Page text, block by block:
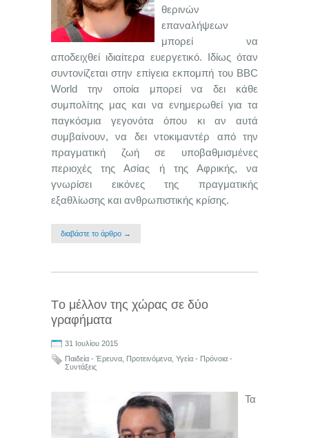
θερινών
επαναλήψεων
μπορεί να
αποδειχθεί ιδιαίτερα ευεργετικό. Ιδίως όταν
συντονίζεται στην επίγεια εκπομπή του BBC
World την οποία μπορεί να δει κάθε
συμπολίτης μας και να ενημερωθεί για τα
παγκόσμια γεγονότα όπου κι αν αυτά
συμβαίνουν, να δει ντοκιμαντέρ από την
πραγματική ζωή σε υποβαθμισμένες
περιοχές της Ασίας ή της Αφρικής, να
γνωρίσει εικόνες της πραγματικής
εξαθλίωσης και ανθρωπιστικής κρίσης.
διαβάστε το άρθρο →
Tο μέλλον της χώρας σε δύο
γραφήματα
31 Ιουλίου 2015
Παιδεία - Έρευνα
Προτεινόμενα Υγεία - Πρόνοια -
Συντάξεις
Τα